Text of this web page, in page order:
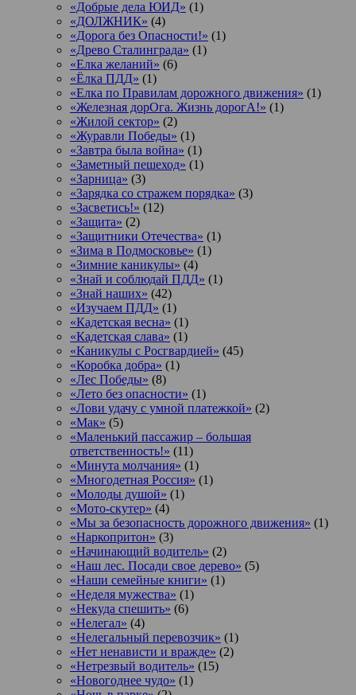
«Добрые дела ЮИД» (1)
«ДОЛЖНИК» (4)
«Дорога без Опасности!» (1)
«Древо Сталинграда» (1)
«Елка желаний» (6)
«Ёлка ПДД» (1)
«Елка по Правилам дорожного движения» (1)
«Железная дорОга. Жизнь дорогА!» (1)
«Жилой сектор» (2)
«Журавли Победы» (1)
«Завтра была война» (1)
«Заметный пешеход» (1)
«Зарница» (3)
«Зарядка со стражем порядка» (3)
«Засветись!» (12)
«Защита» (2)
«Защитники Отечества» (1)
«Зима в Подмосковье» (1)
«Зимние каникулы» (4)
«Знай и соблюдай ПДД» (1)
«Знай наших» (42)
«Изучаем ПДД» (1)
«Кадетская весна» (1)
«Кадетская слава» (1)
«Каникулы с Росгвардией» (45)
«Коробка добра» (1)
«Лес Победы» (8)
«Лето без опасности» (1)
«Лови удачу с умной платежкой» (2)
«Мак» (5)
«Маленький пассажир – большая
ответственность!» (11)
«Минута молчания» (1)
«Многодетная Россия» (1)
«Молоды душой» (1)
«Мото-скутер» (4)
«Мы за безопасность дорожного движения» (1)
«Наркопритон» (3)
«Начинающий водитель» (2)
«Наш лес. Посади свое дерево» (5)
«Наши семейные книги» (1)
«Неделя мужества» (1)
«Некуда спешить» (6)
«Нелегал» (4)
«Нелегальный перевозчик» (1)
«Нет ненависти и вражде» (2)
«Нетрезвый водитель» (15)
«Новогоднее чудо» (1)